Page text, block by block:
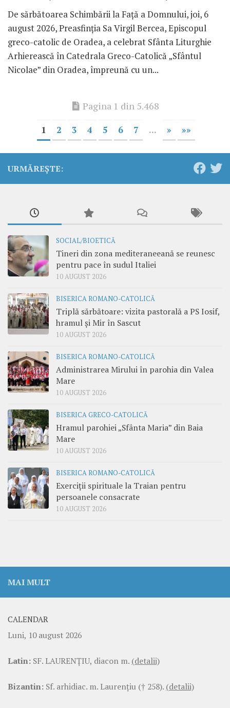
De sărbătoarea Schimbării la Față a Domnului, joi, 6
august 2026, Preasfinția Sa Virgil Bercea, Episcopul
greco-catolic de Oradea, a celebrat Sfânta Liturghie
Arhierească în Catedrala Greco-Catolică „Sfântul
Nicolae” din Oradea, împreună cu un...
Pagina 1 din 5.468
1 2 3 4 5 6 7 ... » »»
URMĂREȘTE:
SOCIAL/BIOETICĂ
Tineri din zona mediteraneeană se reunesc
pentru pace în sudul Italiei
10 AUGUST 2026
BISERICA ROMANO-CATOLICĂ
Triplă sărbătoare: vizita pastorală a PS Iosif,
hramul și Mir în Sascut
10 AUGUST 2026
BISERICA ROMANO-CATOLICĂ
Administrarea Mirului în parohia din Valea
Mare
10 AUGUST 2026
BISERICA GRECO-CATOLICĂ
Hramul parohiei „Sfânta Maria” din Baia
Mare
10 AUGUST 2026
BISERICA ROMANO-CATOLICĂ
Exerciții spirituale la Traian pentru
persoanele consacrate
10 AUGUST 2026
MAI MULT
CALENDAR
Luni, 10 august 2026
Latin: SF. LAURENŢIU, diacon m. (detalii)
Bizantin: Sf. arhidiac. m. Laurenţiu († 258). (detalii)